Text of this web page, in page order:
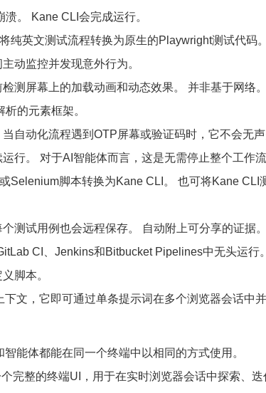
。 Kane CLI会完成运行。
纯英文测试流程转换为原生的Playwright测试代码。
动监控并发现意外行为。
测屏幕上的加载动画和动态效果。 并非基于网络
的元素框架。
自动化流程遇到OTP屏幕或验证码时，它不会无
行。 对于AI智能体而言，这是无需停止整个工作流
Selenium脚本转换为Kane CLI。 也可将Kane CLI
测试用例也会远程保存。 自动附上可分享的证据。
CI、Jenkins和Bitbucket Pipelines中无头运行
脚本。
下文，它即可通过单条提示词在多个浏览器会话中
能体都能在同一个终端中以相同的方式使用。
完整的终端UI，用于在实时浏览器会话中探索、迭